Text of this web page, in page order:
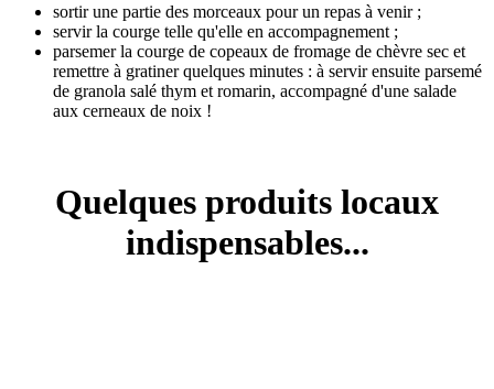
sortir une partie des morceaux pour un repas à venir ;
servir la courge telle qu'elle en accompagnement ;
parsemer la courge de copeaux de fromage de chèvre sec et
remettre à gratiner quelques minutes : à servir ensuite parsemé
de granola salé thym et romarin, accompagné d'une salade
aux cerneaux de noix !
Quelques produits locaux
indispensables...